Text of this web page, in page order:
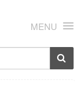
MENU